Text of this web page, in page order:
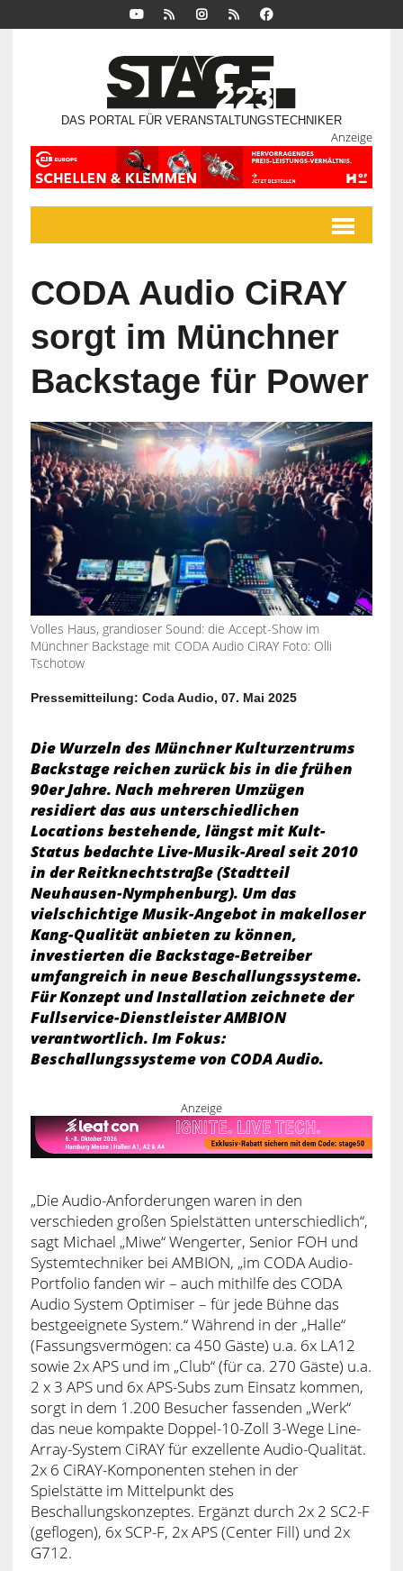
DAS PORTAL FÜR VERANSTALTUNGSTECHNIKER
Anzeige
CODA Audio CiRAY
sorgt im Münchner
Backstage für Power
Volles Haus, grandioser Sound: die Accept-Show im
Münchner Backstage mit CODA Audio CiRAY Foto: Olli
Tschotow
Pressemitteilung: Coda Audio, 07. Mai 2025
Die Wurzeln des Münchner Kulturzentrums
Backstage reichen zurück bis in die frühen
90er Jahre. Nach mehreren Umzügen
residiert das aus unterschiedlichen
Locations bestehende, längst mit Kult-
Status bedachte Live-Musik-Areal seit 2010
in der Reitknechtstraße (Stadtteil
Neuhausen-Nymphenburg). Um das
vielschichtige Musik-Angebot in makelloser
Kang-Qualität anbieten zu können,
investierten die Backstage-Betreiber
umfangreich in neue Beschallungssysteme.
Für Konzept und Installation zeichnete der
Fullservice-Dienstleister AMBION
verantwortlich. Im Fokus:
Beschallungssysteme von CODA Audio.
Anzeige
„Die Audio-Anforderungen waren in den
verschieden großen Spielstätten unterschiedlich“,
sagt Michael „Miwe“ Wengerter, Senior FOH und
Systemtechniker bei AMBION, „im CODA Audio-
Portfolio fanden wir – auch mithilfe des CODA
Audio System Optimiser – für jede Bühne das
bestgeeignete System.“ Während in der „Halle“
(Fassungsvermögen: ca 450 Gäste) u.a. 6x LA12
sowie 2x APS und im „Club“ (für ca. 270 Gäste) u.a.
2 x 3 APS und 6x APS-Subs zum Einsatz kommen,
sorgt in dem 1.200 Besucher fassenden „Werk“
das neue kompakte Doppel-10-Zoll 3-Wege Line-
Array-System CiRAY für exzellente Audio-Qualität.
2x 6 CiRAY-Komponenten stehen in der
Spielstätte im Mittelpunkt des
Beschallungskonzeptes. Ergänzt durch 2x 2 SC2-F
(geflogen), 6x SCP-F, 2x APS (Center Fill) und 2x
G712.